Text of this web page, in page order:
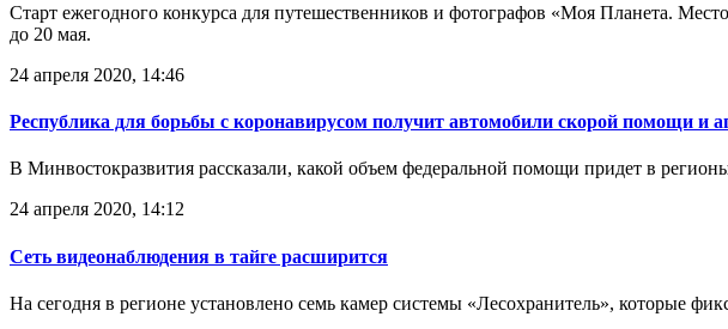
Старт ежегодного конкурса для путешественников и фотографов «Моя Планета.
до 20 мая.
24 апреля 2020, 14:46
Республика для борьбы с коронавирусом получит автомобили скорой помощи и
В Минвостокразвития рассказали, какой объем федеральной помощи придет в
24 апреля 2020, 14:12
Сеть видеонаблюдения в тайге расширится
На сегодня в регионе установлено семь камер системы «Лесохранитель», которые